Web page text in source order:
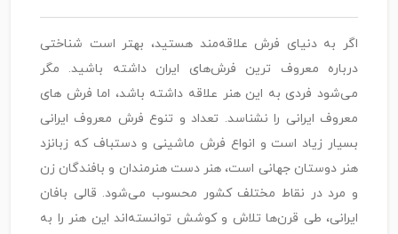
اگر به دنیای فرش علاقه‌مند هستید، بهتر است شناختی
درباره معروف ترین فرش‌های ایران داشته باشید. مگر
می‌شود فردی به این هنر علاقه داشته باشد، اما فرش های
معروف ایرانی را نشناسد. تعداد و تنوع فرش معروف ایرانی
بسیار زیاد است و انواع فرش ماشینی و دستباف که زبانزد
هنر دوستان جهانی است، هنر دست هنرمندان و بافندگان زن
و مرد در نقاط مختلف کشور محسوب می‌شود. قالی بافان
ایرانی، طی قرن‌ها تلاش و کوشش توانسته‌اند این هنر را به